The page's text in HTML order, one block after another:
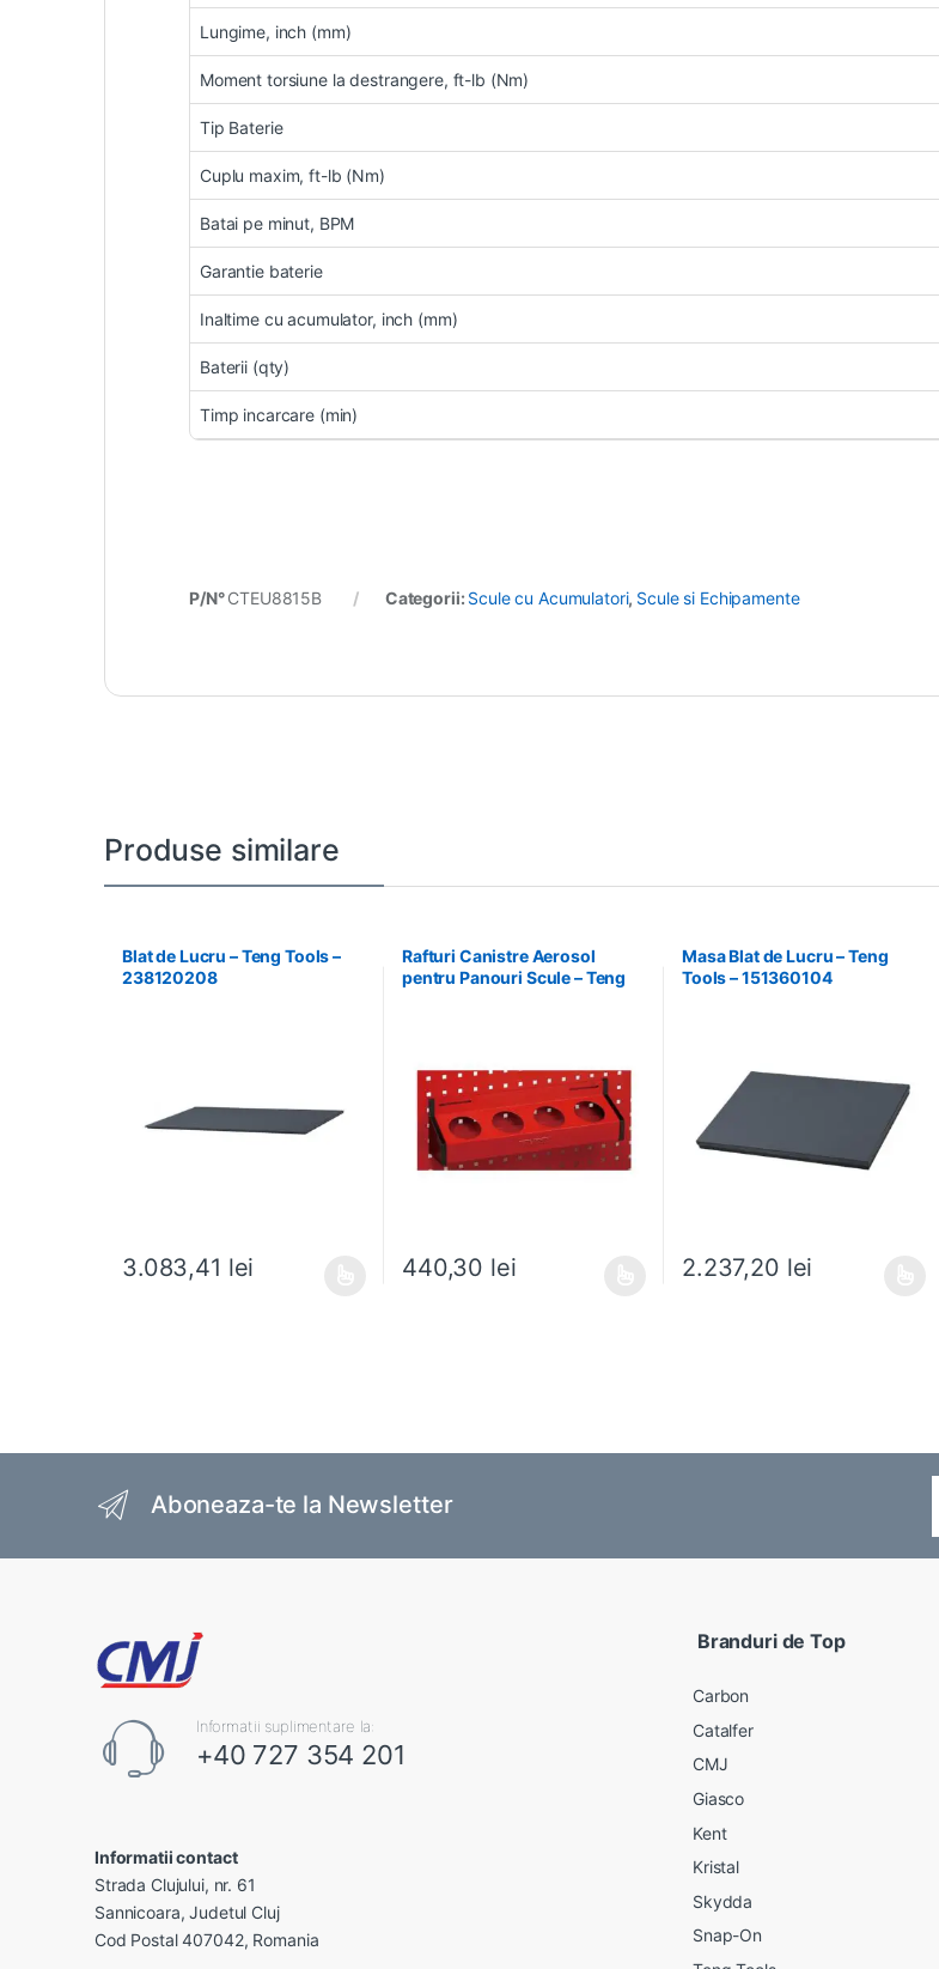
Lungime, inch (mm)
Moment torsiune la destrangere, ft-lb (Nm)
Tip Baterie
Cuplu maxim, ft-lb (Nm)
Batai pe minut, BPM
Garantie baterie
Inaltime cu acumulator, inch (mm)
Baterii (qty)
Timp incarcare (min)
P/N°CTEU8815B Categorii: Scule cu Acumulatori, Scule si Echipamente
Produse similare
Blat de Lucru – Teng Tools –
238120208
3.083,41 lei
Acest produs are mai multe variații. Opțiunile pot fi alese în pagina produsului.
Rafturi Canistre Aerosol
pentru Panouri Scule – Teng
440,30 lei
Acest produs are mai multe variații. Opțiunile pot fi alese în pagina
Masa Blat de Lucru – Teng
Tools – 151360104
2.237,20 lei
Acest produs are mai multe
Aboneaza-te la Newsletter
Informatii suplimentare la:
+40 727 354 201
Informatii contact
Strada Clujului, nr. 61
Sannicoara, Judetul Cluj
Cod Postal 407042, Romania
Branduri de Top
Carbon
Catalfer
CMJ
Giasco
Kent
Kristal
Skydda
Snap-On